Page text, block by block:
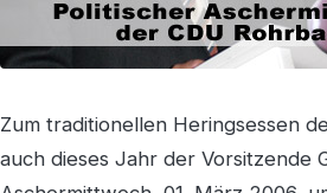
Zum traditionellen Heringsessen
auch dieses Jahr der Vorsitzende